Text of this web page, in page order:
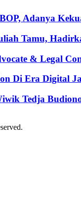
Adanya
Tamu,
& Legal
Di Era Digital
Tedja